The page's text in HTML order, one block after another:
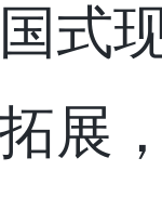
式
展